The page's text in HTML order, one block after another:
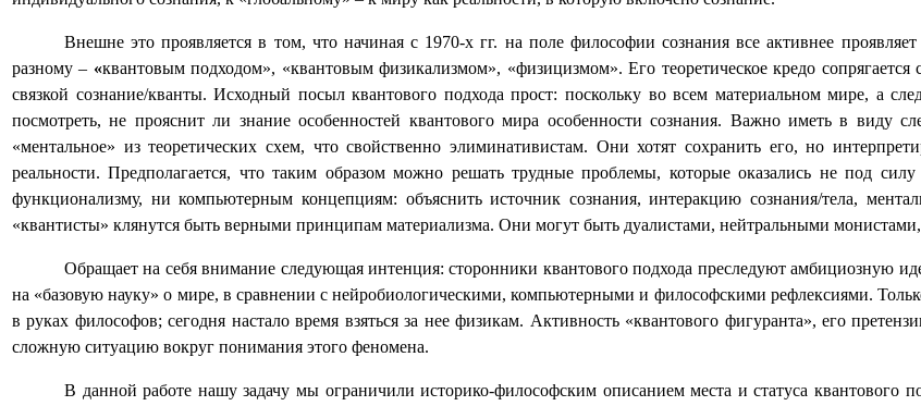
Внешне это проявляется в том, что начиная с 1970-х гг. на поле философии сознания все активнее
разному – «квантовым подходом», «квантовым физикализмом», «физицизмом». Его теоретическое кредо
связкой сознание/кванты. Исходный посыл квантового подхода прост: поскольку во всем материальном мире, а
посмотреть, не прояснит ли знание особенностей квантового мира особенности сознания. Важно иметь в виду
«ментальное» из теоретических схем, что свойственно элиминативистам. Они хотят сохранить его, но
реальности. Предполагается, что таким образом можно решать трудные проблемы, которые оказались не под
функционализму, ни компьютерным концепциям: объяснить источник сознания, интеракцию сознания/тела,
«квантисты» клянутся быть верными принципам материализма. Они могут быть дуалистами, нейтральными
Обращает на себя внимание следующая интенция: сторонники квантового подхода преследуют амбициозную
на «базовую науку» о мире, в сравнении с нейробиологическими, компьютерными и философскими рефлексиями.
в руках философов; сегодня настало время взяться за нее физикам. Активность «квантового фигуранта», его
сложную ситуацию вокруг понимания этого феномена.
В данной работе нашу задачу мы ограничили историко-философским описанием места и статуса квантового